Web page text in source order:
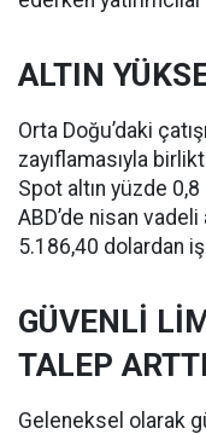
ALTIN
Orta Doğu’daki
zayıflamasıyla
Spot altın yüzde
ABD’de nisan
5.186,40 dolardan
GÜVENLİ
TALEP ARTTI
Geleneksel olarak